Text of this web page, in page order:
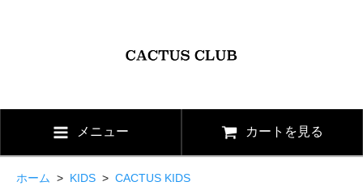
メニュー カートを見る
ホーム > KIDS > CACTUS KIDS